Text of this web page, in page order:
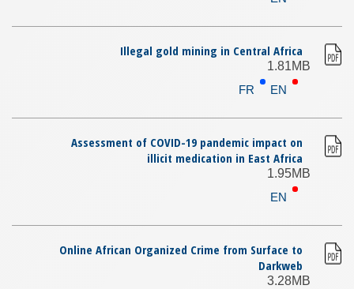
Illegal gold mining in Central Africa
1.81MB
EN
FR
Assessment of COVID-19 pandemic impact on
illicit medication in East Africa
1.95MB
EN
Online African Organized Crime from Surface to
Darkweb
3.28MB